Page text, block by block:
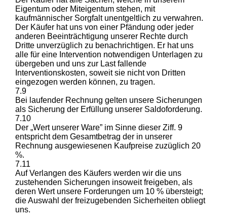
Eigentum oder Miteigentum stehen, mit
kaufmännischer Sorgfalt unentgeltlich zu verwahren.
Der Käufer hat uns von einer Pfändung oder jeder
anderen Beeinträchtigung unserer Rechte durch
Dritte unverzüglich zu benachrichtigen. Er hat uns
alle für eine Intervention notwendigen Unterlagen zu
übergeben und uns zur Last fallende
Interventionskosten, soweit sie nicht von Dritten
eingezogen werden können, zu tragen.
7.9
Bei laufender Rechnung gelten unsere Sicherungen
als Sicherung der Erfüllung unserer Saldoforderung.
7.10
Der „Wert unserer Ware” im Sinne dieser Ziff. 9
entspricht dem Gesamtbetrag der in unserer
Rechnung ausgewiesenen Kaufpreise zuzüglich 20
%.
7.11
Auf Verlangen des Käufers werden wir die uns
zustehenden Sicherungen insoweit freigeben, als
deren Wert unsere Forderungen um 10 % übersteigt;
die Auswahl der freizugebenden Sicherheiten obliegt
uns.